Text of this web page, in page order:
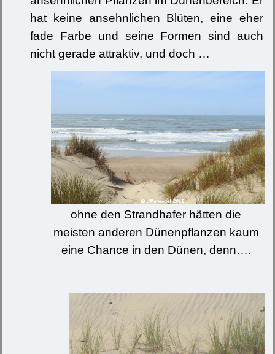
hat keine ansehnlichen Blüten, eine eher
fade Farbe und seine Formen sind auch
nicht gerade attraktiv, und doch …
ohne den Strandhafer hätten die
meisten anderen Dünenpflanzen kaum
eine Chance in den Dünen, denn….